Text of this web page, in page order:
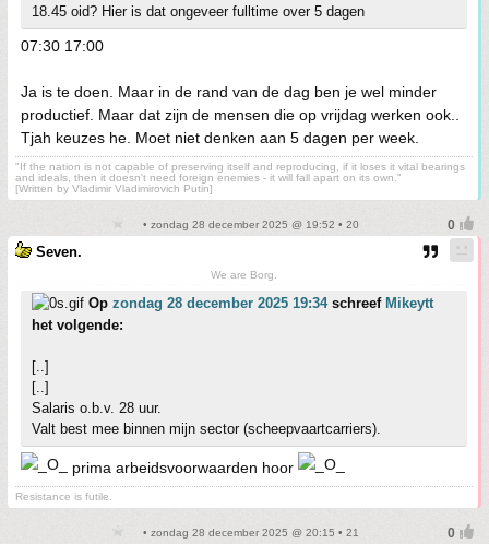
18.45 oid? Hier is dat ongeveer fulltime over 5 dagen
07:30 17:00
Ja is te doen. Maar in de rand van de dag ben je wel minder
productief. Maar dat zijn de mensen die op vrijdag werken ook..
Tjah keuzes he. Moet niet denken aan 5 dagen per week.
"If the nation is not capable of preserving itself and reproducing, if it loses it vital bearings
and ideals, then it doesn't need foreign enemies - it will fall apart on its own."
[Written by Vladimir Vladimirovich Putin]
• zondag 28 december 2025 @ 19:52 • 20
Seven.
We are Borg.
Op zondag 28 december 2025 19:34schreef Mikeytt
het volgende:
[..]
[..]
Salaris o.b.v. 28 uur.
Valt best mee binnen mijn sector (scheepvaartcarriers).
prima arbeidsvoorwaarden hoor
Resistance is futile.
• zondag 28 december 2025 @ 20:15 • 21